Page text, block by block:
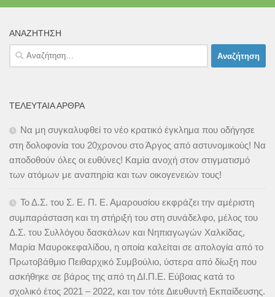
ΑΝΑΖΉΤΗΣΗ
Αναζήτηση
για:
ΤΕΛΕΥΤΑΊΑ ΆΡΘΡΑ
Να μη συγκαλυφθεί το νέο κρατικό έγκλημα που οδήγησε
στη δολοφονία του 20χρονου στο Άργος από αστυνομικούς! Να
αποδοθούν όλες οι ευθύνες! Καμία ανοχή στον στιγματισμό
των ατόμων με αναπηρία και των οικογενειών τους!
Το Δ.Σ. του Σ. Ε. Π. Ε. Αμαρουσίου εκφράζει την αμέριστη
συμπαράσταση και τη στήριξή του στη συνάδελφο, μέλος του
Δ.Σ. του Συλλόγου δασκάλων και Νηπιαγωγών Χαλκίδας,
Μαρία Μαυροκεφαλίδου, η οποία καλείται σε απολογία από το
Πρωτοβάθμιο Πειθαρχικό Συμβούλιο, ύστερα από δίωξη που
ασκήθηκε σε βάρος της από τη ΔΙ.Π.Ε. Εύβοιας κατά το
σχολικό έτος 2021 – 2022, και τον τότε Διευθυντή Εκπαίδευσης.